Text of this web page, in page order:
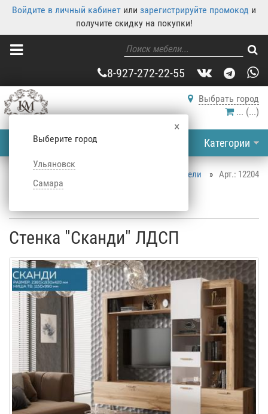
Войдите в личный кабинет или зарегистрируйте промокод и
получите скидку на покупки!
8-927-272-22-55
Выбрать город
×
Выберите город
Ульяновск
Самара
... (...)
Категории
Арт.: 12204
Каталог корпусной мебели
»
Cтенки в зал
Стенка "Сканди" ЛДСП